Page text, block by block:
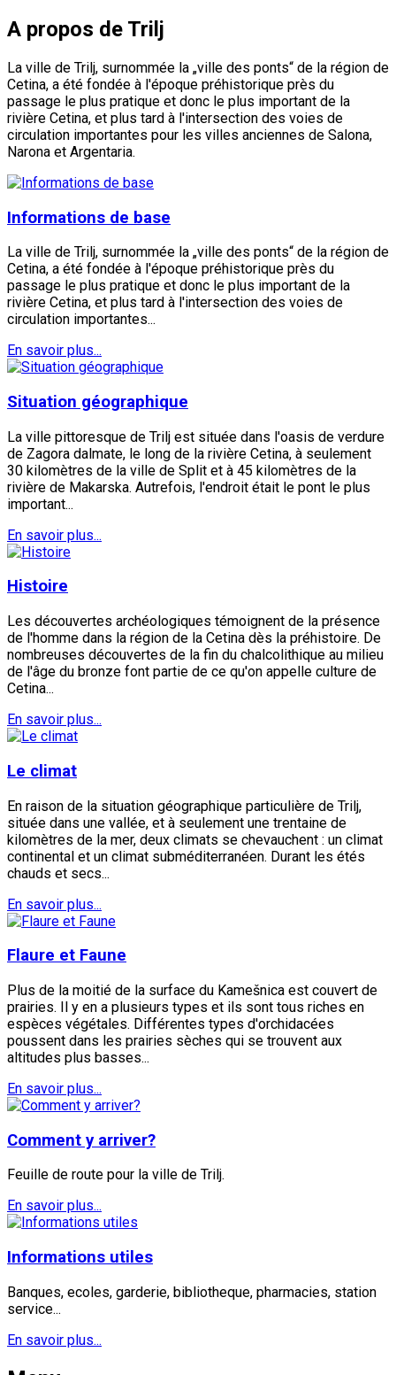
A propos de Trilj
La ville de Trilj, surnommée la „ville des ponts“ de la région de
Cetina, a été fondée à l'époque préhistorique près du
passage le plus pratique et donc le plus important de la
rivière Cetina, et plus tard à l'intersection des voies de
circulation importantes pour les villes anciennes de Salona,
Narona et Argentaria.
Informations de base
La ville de Trilj, surnommée la „ville des ponts“ de la région de
Cetina, a été fondée à l'époque préhistorique près du
passage le plus pratique et donc le plus important de la
rivière Cetina, et plus tard à l'intersection des voies de
circulation importantes...
En savoir plus...
Situation géographique
La ville pittoresque de Trilj est située dans l'oasis de verdure
de Zagora dalmate, le long de la rivière Cetina, à seulement
30 kilomètres de la ville de Split et à 45 kilomètres de la
rivière de Makarska. Autrefois, l'endroit était le pont le plus
important...
En savoir plus...
Histoire
Les découvertes archéologiques témoignent de la présence
de l'homme dans la région de la Cetina dès la préhistoire. De
nombreuses découvertes de la fin du chalcolithique au milieu
de l'âge du bronze font partie de ce qu'on appelle culture de
Cetina...
En savoir plus...
Le climat
En raison de la situation géographique particulière de Trilj,
située dans une vallée, et à seulement une trentaine de
kilomètres de la mer, deux climats se chevauchent : un climat
continental et un climat subméditerranéen. Durant les étés
chauds et secs...
En savoir plus...
Flaure et Faune
Plus de la moitié de la surface du Kamešnica est couvert de
prairies. Il y en a plusieurs types et ils sont tous riches en
espèces végétales. Différentes types d'orchidacées
poussent dans les prairies sèches qui se trouvent aux
altitudes plus basses...
En savoir plus...
Comment y arriver?
Feuille de route pour la ville de Trilj.
En savoir plus...
Informations utiles
Banques, ecoles, garderie, bibliotheque, pharmacies, station
service...
En savoir plus...